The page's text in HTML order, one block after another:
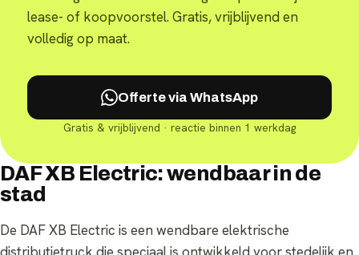
lease- of koopvoorstel. Gratis, vrijblijvend en
volledig op maat.
Offerte via WhatsApp
Gratis & vrijblijvend · reactie binnen 1 werkdag
DAF XB Electric: wendbaar in de
stad
De DAF XB Electric is een wendbare elektrische